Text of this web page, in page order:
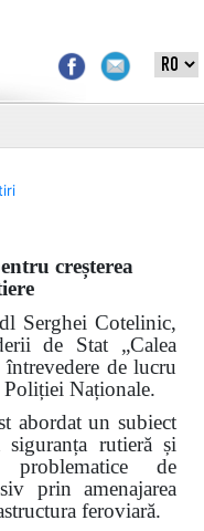
creșterea
Serghei Cotelinic,
de Stat „Calea
de lucru
Naționale.
abordat un subiect
siguranța rutieră și
problematice de
prin amenajarea
feroviară.